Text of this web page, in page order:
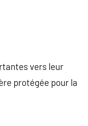
vers leur
protégée pour la